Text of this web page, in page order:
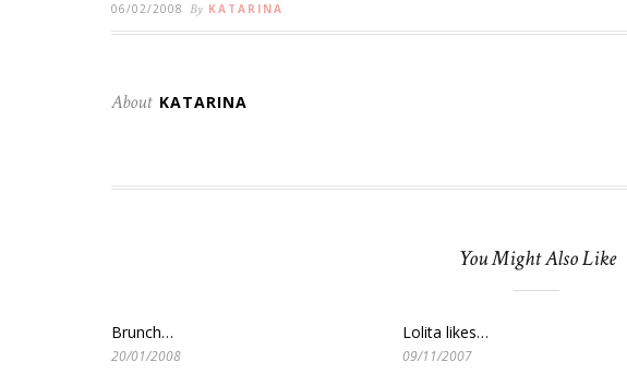
06/02/2008 By KATARINA
About KATARINA
You Might Also Like
Brunch…
20/01/2008
Lolita likes…
09/11/2007